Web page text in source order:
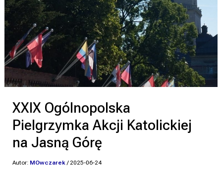
XXIX Ogólnopolska
Pielgrzymka Akcji Katolickiej
na Jasną Górę
Autor: MOwczarek/ 2025-06-24